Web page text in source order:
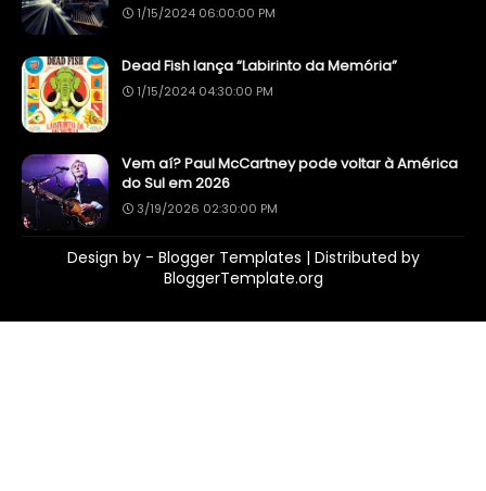
1/15/2024 06:00:00 PM
Dead Fish lança “Labirinto da Memória”
1/15/2024 04:30:00 PM
Vem aí? Paul McCartney pode voltar à América
do Sul em 2026
3/19/2026 02:30:00 PM
Design by - Blogger Templates | Distributed by
BloggerTemplate.org